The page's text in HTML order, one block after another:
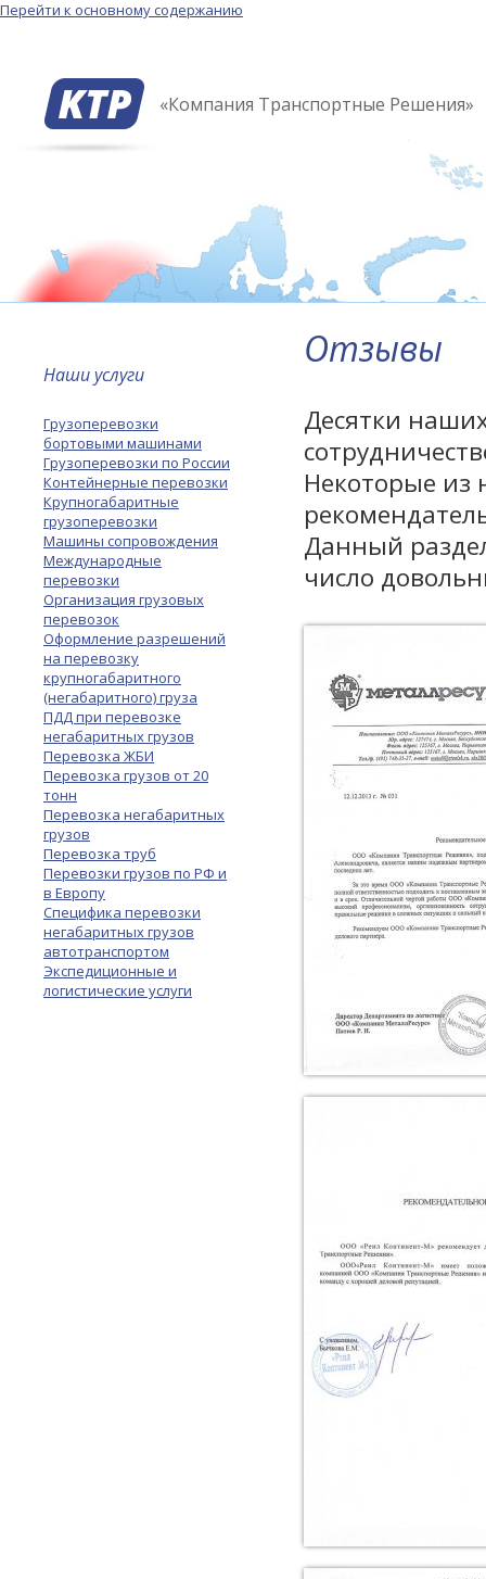
Перейти к основному содержанию
«Компания Транспортные Решения»
Наши услуги
Грузоперевозки
бортовыми машинами
Грузоперевозки по России
Контейнерные перевозки
Крупногабаритные
грузоперевозки
Машины сопровождения
Международные
перевозки
Организация грузовых
перевозок
Оформление разрешений
на перевозку
крупногабаритного
(негабаритного) груза
ПДД при перевозке
негабаритных грузов
Перевозка ЖБИ
Перевозка грузов от 20
тонн
Перевозка негабаритных
грузов
Перевозка труб
Перевозки грузов по РФ и
в Европу
Специфика перевозки
негабаритных грузов
автотранспортом
Экспедиционные и
логистические услуги
Отзывы
Десятки
Некоторые из
Данный
число